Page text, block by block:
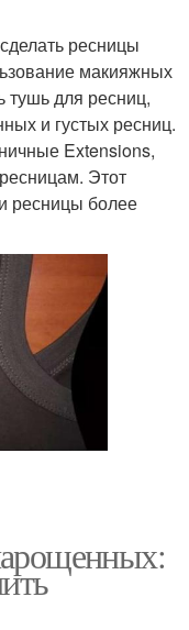
ресницы
макияжных
тушь для ресниц,
и густых ресниц.
Extensions,
Этот
ресницы более